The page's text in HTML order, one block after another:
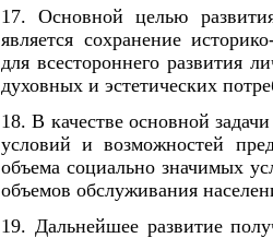
17. Основной целью
является сохранение
для всестороннего развития
духовных и эстетических
18. В качестве основной
условий и возможностей
объема социально значимых
объемов обслуживания
19. Дальнейшее развитие